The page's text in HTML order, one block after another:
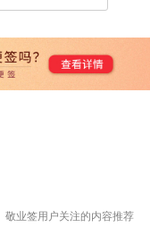
敬业签用户关注的内容推荐